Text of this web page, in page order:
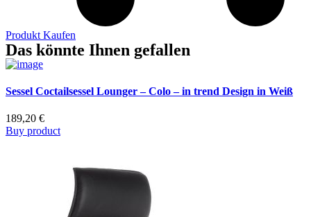
Produkt Kaufen
Das könnte Ihnen gefallen
Sessel Coctailsessel Lounger – Colo – in trend Design in Weiß
189,20 €
Buy product